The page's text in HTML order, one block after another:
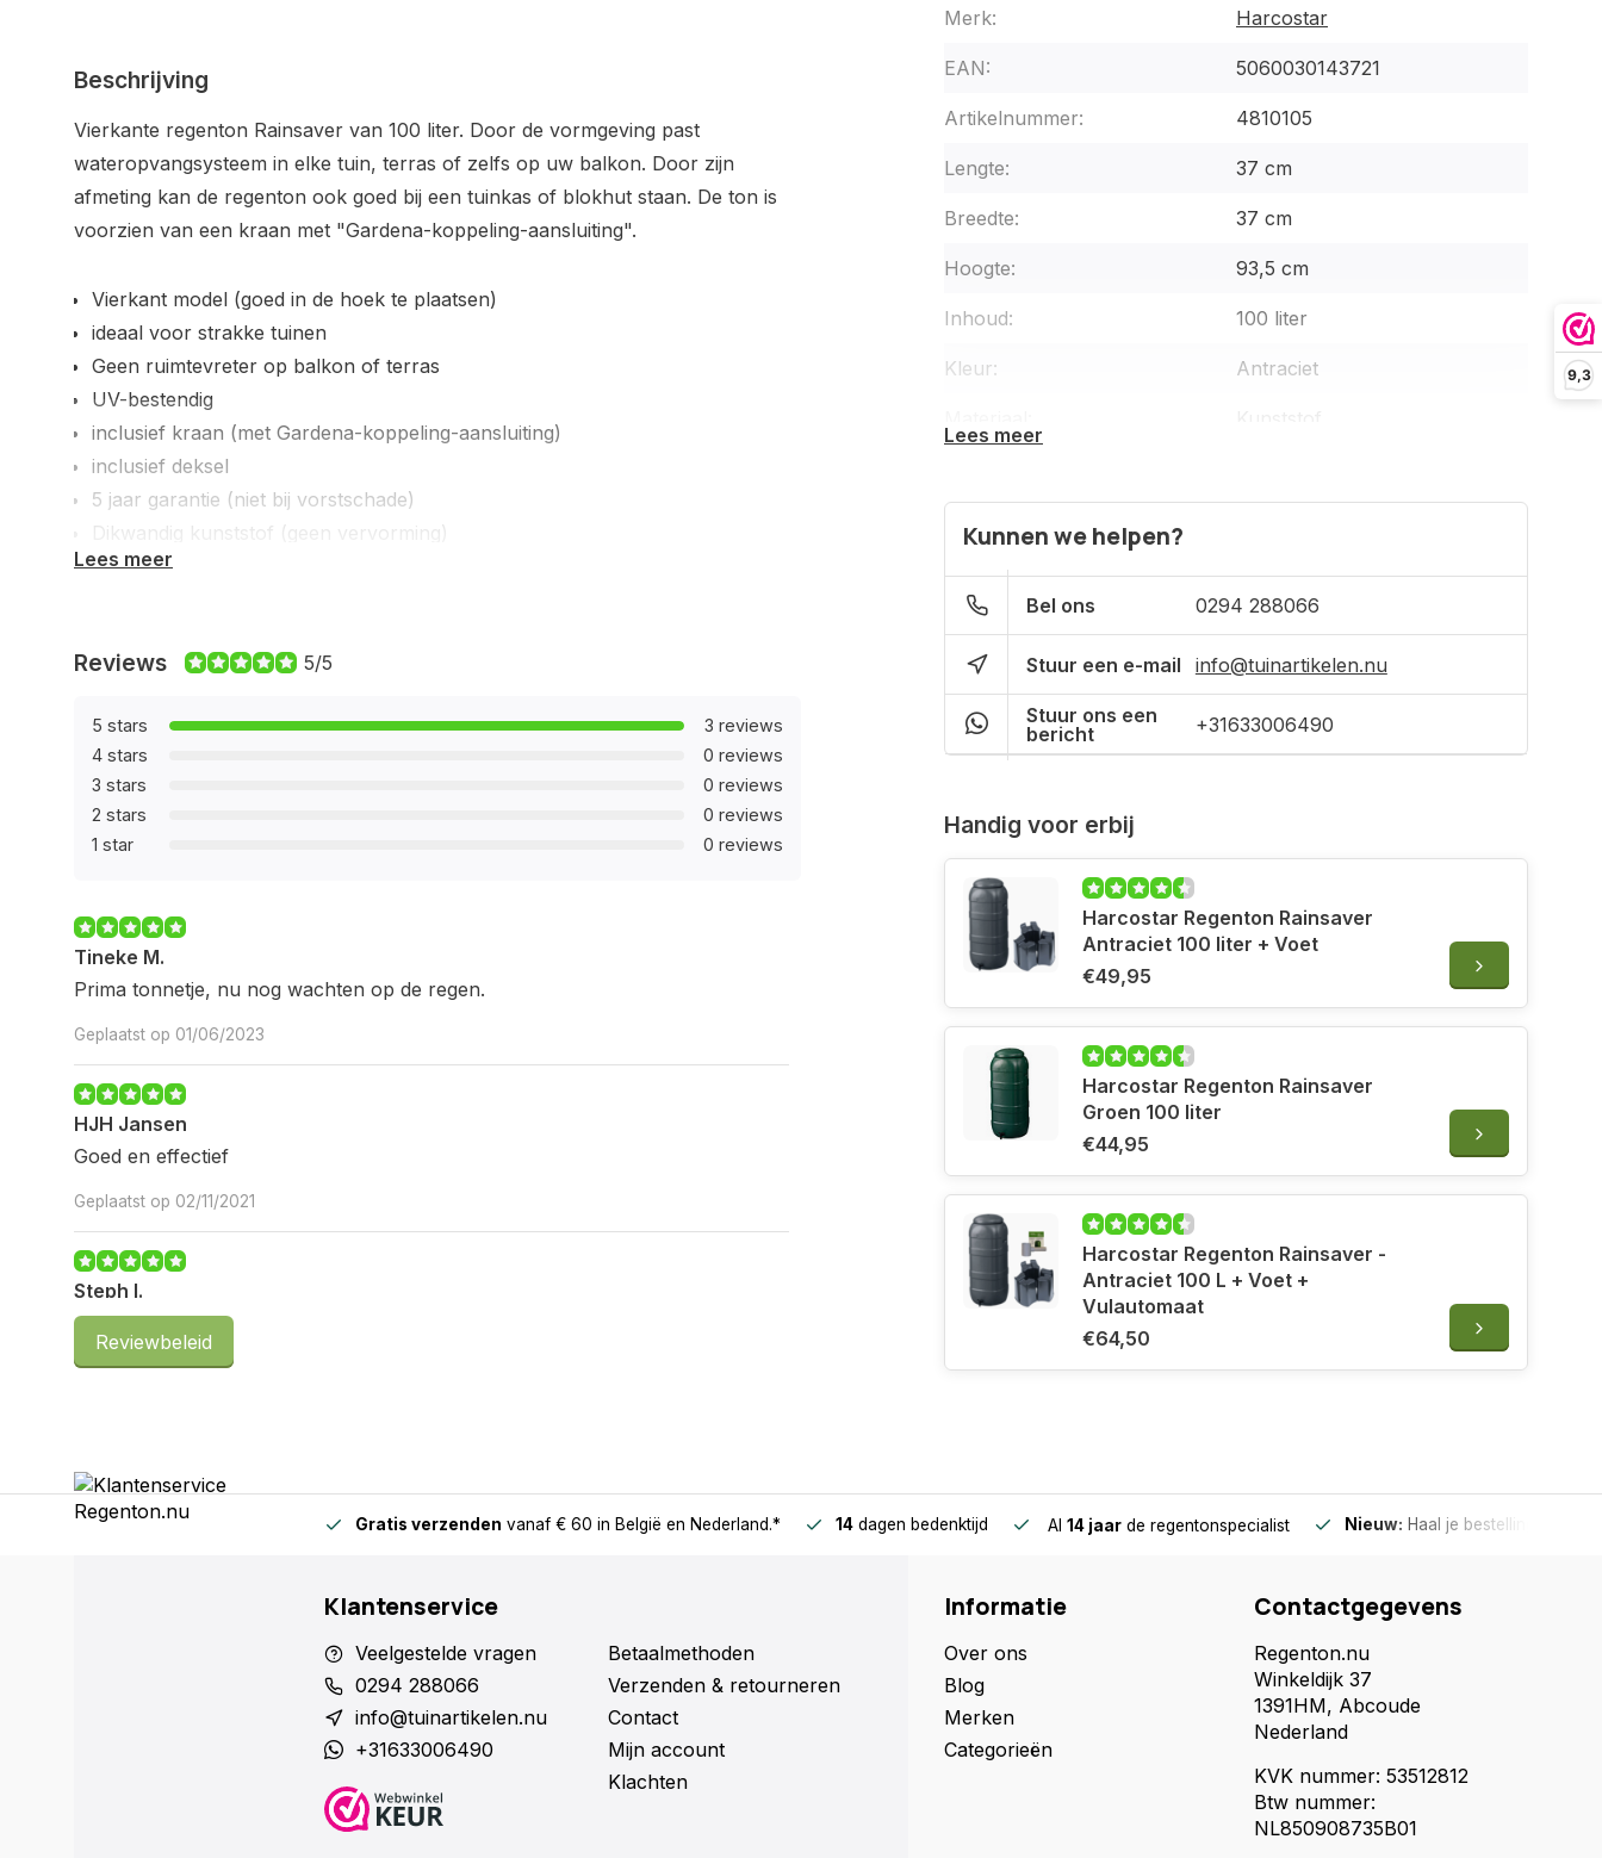
9,3
Beschrijving
Vierkante regenton Rainsaver van 100 liter. Door de vormgeving past
wateropvangsysteem in elke tuin, terras of zelfs op uw balkon. Door zijn
afmeting kan de regenton ook goed bij een tuinkas of blokhut staan. De ton is
voorzien van een kraan met "Gardena-koppeling-aansluiting".
Vierkant model (goed in de hoek te plaatsen)
ideaal voor strakke tuinen
Geen ruimtevreter op balkon of terras
UV-bestendig
inclusief kraan (met Gardena-koppeling-aansluiting)
inclusief deksel
5 jaar garantie (niet bij vorstschade)
Dikwandig kunststof (geen vervorming)
Lees meer
Reviews 5/5
5 stars
3 reviews
4 stars
0 reviews
3 stars
0 reviews
2 stars
0 reviews
1 star
0 reviews
Tineke M.
Prima tonnetje, nu nog wachten op de regen.
Geplaatst op 01/06/2023
HJH Jansen
Goed en effectief
Geplaatst op 02/11/2021
Steph I.
snel geleverd, product is top!!
Geplaatst op 01/07/2020
Reviewbeleid
Merk: Harcostar
EAN: 5060030143721
Artikelnummer: 4810105
Lengte: 37 cm
Breedte: 37 cm
Hoogte: 93,5 cm
Inhoud: 100 liter
Kleur: Antraciet
Winter aftappunt:
Inclusief kraan:
Type kraan: 3/4"
Gardena koppeling aansluiting:
Lees meer
Kunnen we helpen?
Bel ons 0294 288066
Stuur een e-mail info@tuinartikelen.nu
Stuur ons een
bericht
+31633006490
Handig voor erbij
Harcostar Regenton Rainsaver
Antraciet 100 liter + Voet
€49,95
Harcostar Regenton Rainsaver
Groen 100 liter
€44,95
Harcostar Regenton Rainsaver -
Antraciet 100 L + Voet +
Vulautomaat
€64,50
Gratis verzenden vanaf € 60 in België en Nederland.* 14 dagen bedenktijd Al 14 jaar de regentonspecialist Nieuw: Haal je bestelling in
Klantenservice
Veelgestelde vragen
0294 288066
info@tuinartikelen.nu
+31633006490
Betaalmethoden
Verzenden & retourneren
Contact
Mijn account
Klachten
Informatie
Over ons
Blog
Merken
Categorieën
Contactgegevens
Regenton.nu
Winkeldijk 37
1391HM, Abcoude
Nederland
KVK nummer: 53512812
Btw nummer:
NL850908735B01